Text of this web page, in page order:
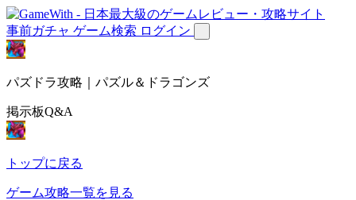
事前ガチャ ゲーム検索 ログイン
パズドラ攻略｜パズル＆ドラゴンズ
掲示板Q&A
トップに戻る
ゲーム攻略一覧を見る